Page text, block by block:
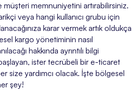
memnuniyetini artırabilirsiniz.
veya hangi kullanıcı grubu için
karar vermek artık oldukça
kargo yönetiminin nasıl
hakkında ayrıntılı bilgi
ister tecrübeli bir e-ticaret
size yardımcı olacak. İşte bölgesel
şey!